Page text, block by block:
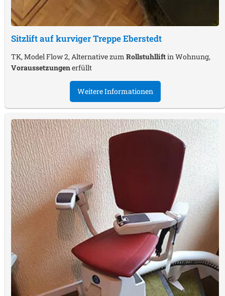
Sitzlift auf kurviger TreppeEberstedt
TK, Model Flow 2, Alternative zum Rollstuhlliftin Wohnung,
Voraussetzungenerfüllt
Weitere Informationen